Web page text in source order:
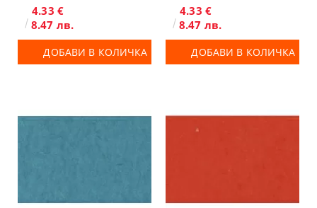
4.33 €
8.47 лв.
ДОБАВИ В КОЛИЧКА
4.33 €
8.47 лв.
ДОБАВИ В КОЛИЧКА